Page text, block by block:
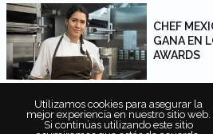
CHEF
GANA EN
AWARDS
PaginaciónAnterior 1
Utilizamos cookies para asegurar la
mejor experiencia en nuestro sitio web.
Si continúas utilizando este sitio